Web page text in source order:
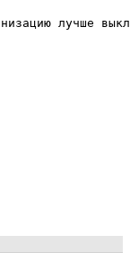
лучше